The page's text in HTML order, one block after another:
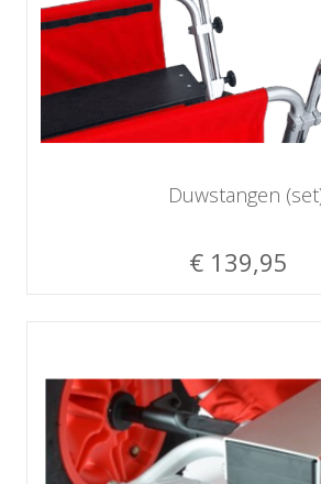
Duwstangen
€ 139,95